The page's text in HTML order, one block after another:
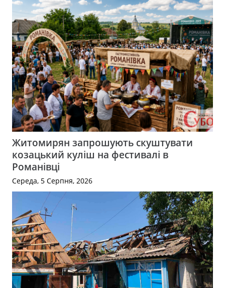
Житомирян запрошують скуштувати
козацький куліш на фестивалі в
Романівці
Середа, 5 Серпня, 2026